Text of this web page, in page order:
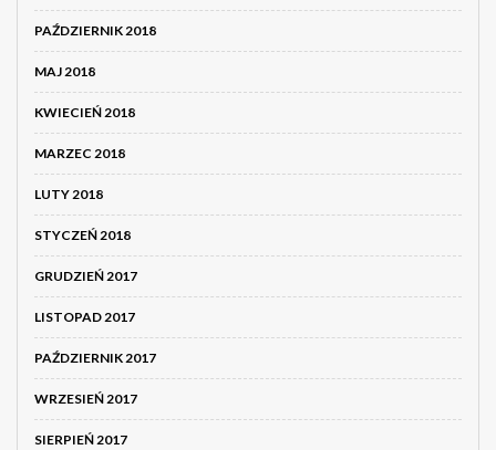
PAŹDZIERNIK 2018
MAJ 2018
KWIECIEŃ 2018
MARZEC 2018
LUTY 2018
STYCZEŃ 2018
GRUDZIEŃ 2017
LISTOPAD 2017
PAŹDZIERNIK 2017
WRZESIEŃ 2017
SIERPIEŃ 2017